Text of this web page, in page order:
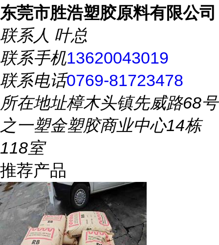
东莞市胜浩塑胶原料有限公司
联系人 叶总
联系手机13620043019
联系电话0769-81723478
所在地址樟木头镇先威路68号
之一塑金塑胶商业中心14栋
118室
推荐产品